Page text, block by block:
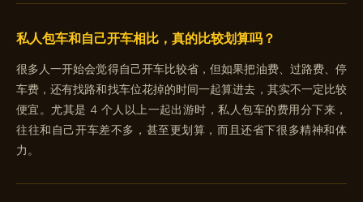
私人包车和自己开车相比，真的比较划算吗？
很多人一开始会觉得自己开车比较省，但如果把油费、过路费、停
车费，还有找路和找车位花掉的时间一起算进去，其实不一定比较
便宜。尤其是 4 个人以上一起出游时，私人包车的费用分下来，
往往和自己开车差不多，甚至更划算，而且还省下很多精神和体
力。